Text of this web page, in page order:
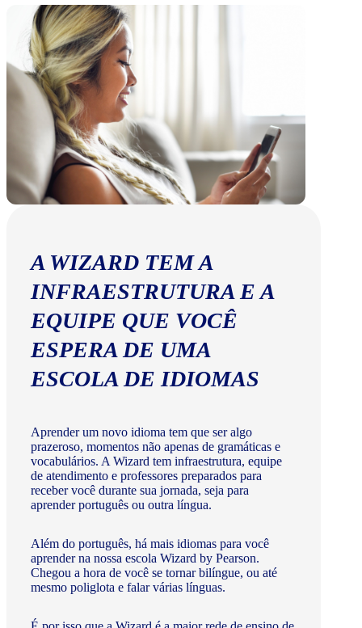
A WIZARD TEM A
INFRAESTRUTURA E A
EQUIPE QUE VOCÊ
ESPERA DE UMA
ESCOLA DE IDIOMAS
Aprender um novo idioma tem que ser algo
prazeroso, momentos não apenas de gramáticas e
vocabulários. A Wizard tem infraestrutura, equipe
de atendimento e professores preparados para
receber você durante sua jornada, seja para
aprender português ou outra língua.
Além do português, há mais idiomas para você
aprender na nossa escola Wizard by Pearson.
Chegou a hora de você se tornar bilíngue, ou até
mesmo poliglota e falar várias línguas.